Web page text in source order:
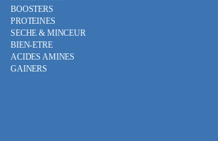
BOOSTERS
PROTEINES
SECHE & MINCEUR
BIEN-ETRE
ACIDES AMINES
GAINERS